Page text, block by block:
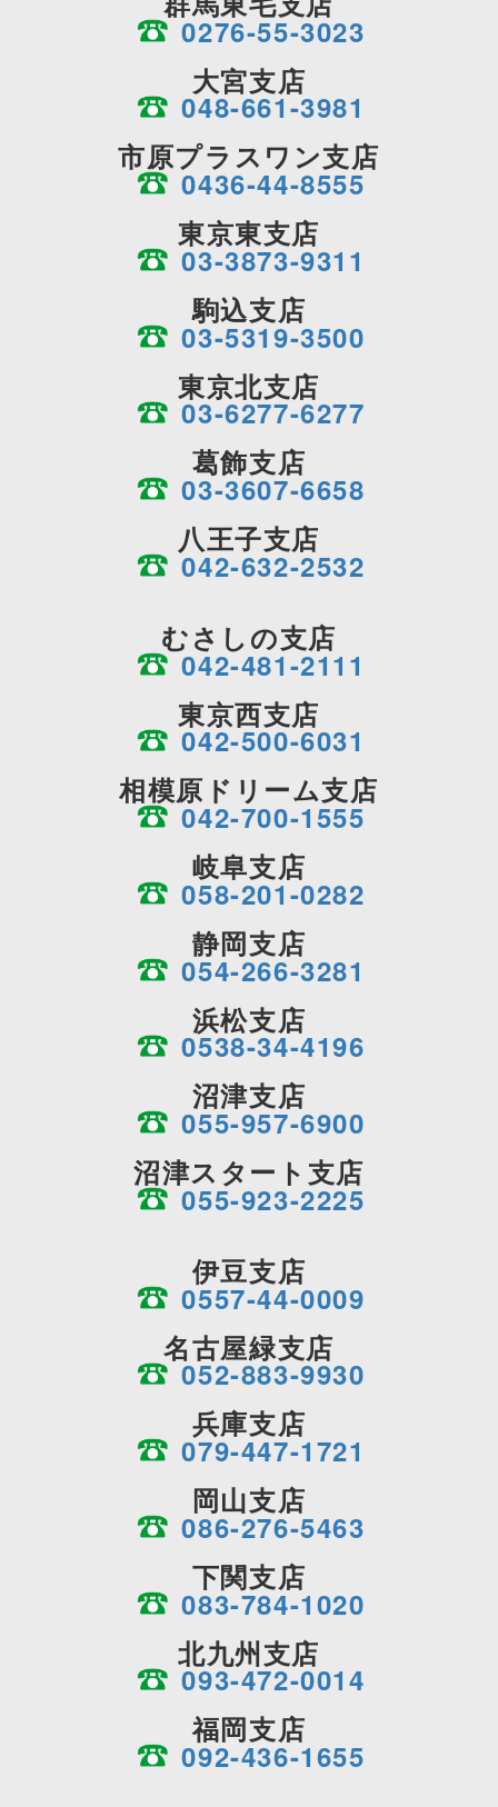
0276-55-3023
大宮支店
048-661-3981
市原プラスワン支店
0436-44-8555
東京東支店
03-3873-9311
駒込支店
03-5319-3500
東京北支店
03-6277-6277
葛飾支店
03-3607-6658
八王子支店
042-632-2532
むさしの支店
042-481-2111
東京西支店
042-500-6031
相模原ドリーム支店
042-700-1555
岐阜支店
058-201-0282
静岡支店
054-266-3281
浜松支店
0538-34-4196
沼津支店
055-957-6900
沼津スタート支店
055-923-2225
伊豆支店
0557-44-0009
名古屋緑支店
052-883-9930
兵庫支店
079-447-1721
岡山支店
086-276-5463
下関支店
083-784-1020
北九州支店
093-472-0014
福岡支店
092-436-1655